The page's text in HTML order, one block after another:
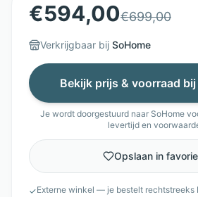
€594,00€699,00
Verkrijgbaar bij SoHome
Bekijk prijs & voorraad bij
Je wordt doorgestuurd naar SoHome
levertijd en
Opslaan in
✓Externe winkel — je bestelt rechtstreeks